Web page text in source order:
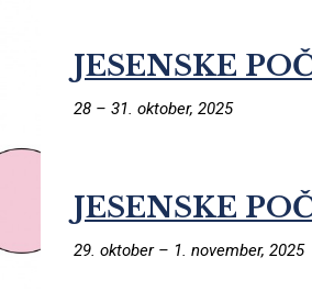
JESENSKE
28 – 31. oktober, 2025
JESENSKE
29. oktober– 1. november, 2025